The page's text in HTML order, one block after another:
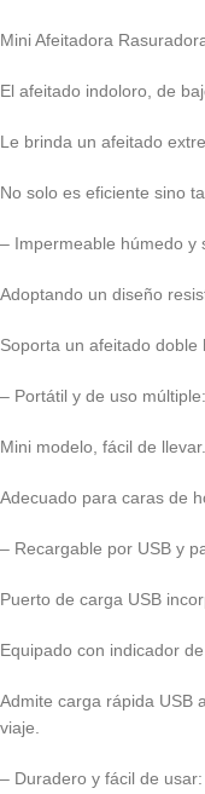
Mini Afeitadora
El afeitado indoloro, de
Le brinda un afeitado
No solo es eficiente sino
– Impermeable húmedo y
Adoptando un diseño
Soporta un afeitado
– Portátil y de uso múltiple:
Mini modelo, fácil de
Adecuado para caras de
– Recargable por USB y
Puerto de carga USB
Equipado con indicador
Admite carga rápida USB
viaje.
– Duradero y fácil de usar: